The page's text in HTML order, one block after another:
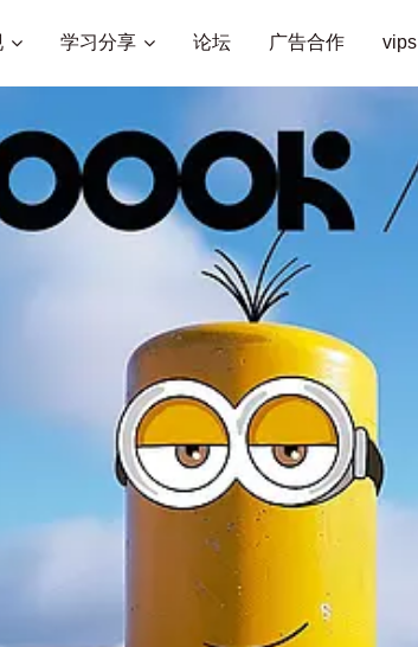
学习分享 论坛 广告合作 vips